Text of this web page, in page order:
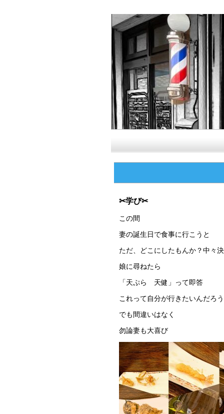
✂︎学び✂︎
この間
妻の誕生日で食事に行こうと
ただ、どこにしたもんか？中々
娘に尋ねたら
「天ぷら 天健」って即答
これって自分が行きたいんだろ
でも間違いはなく
勿論妻も大喜び